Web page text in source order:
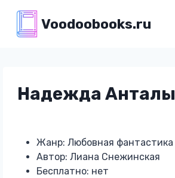
содержимому
Voodoobooks.ru
Надежда Анталы
Жанр: Любовная фантастика
Автор: Лиана Снежинская
Бесплатно: нет